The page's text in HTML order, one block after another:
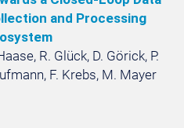
and Processing
R. Glück, D. Görick, P.
F. Krebs, M. Mayer